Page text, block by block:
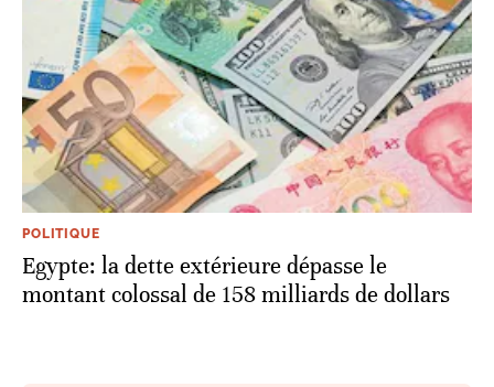
POLITIQUE
Egypte: la dette extérieure dépasse le
montant colossal de 158 milliards de dollars